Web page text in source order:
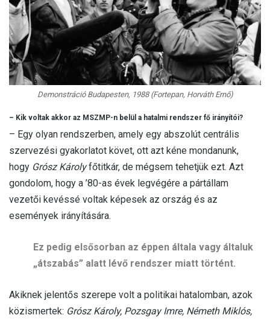
Demonstráció Budapesten, 1988 (Fortepan, Horváth Ernő)
– Kik voltak akkor az MSZMP-n belül a hatalmi rendszer fő irányítói?
– Egy olyan rendszerben, amely egy abszolút centrális
szervezési gyakorlatot követ, ott azt kéne mondanunk,
hogy Grósz Károlyfőtitkár, de mégsem tehetjük ezt. Azt
gondolom, hogy a ’80-as évek legvégére a pártállam
vezetői kevéssé voltak képesek az ország és az
események irányítására.
Ez pedig elsősorban az éppen általa vagy általuk
„átszabás” alatt lévő rendszer miatt történt.
Akiknek jelentős szerepe volt a politikai hatalomban, azok
közismertek: Grósz Károly, Pozsgay Imre, Németh Miklós,